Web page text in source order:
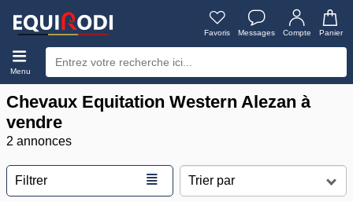
Favoris Messages Compte Panier
Menu
Chevaux Equitation Western Alezan à
vendre
2 annonces
Filtrer ≣